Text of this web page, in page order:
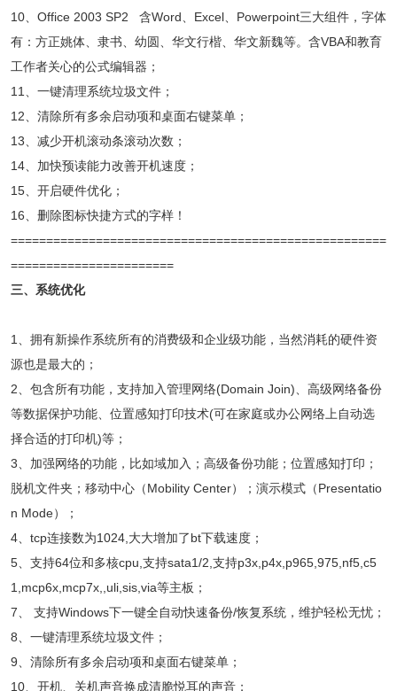
10、Office 2003 SP2 含Word、Excel、Powerpoint三大组件，字体
有：方正姚体、隶书、幼圆、华文行楷、华文新魏等。含VBA和教育
工作者关心的公式编辑器；
11、一键清理系统垃圾文件；
12、清除所有多余启动项和桌面右键菜单；
13、减少开机滚动条滚动次数；
14、加快预读能力改善开机速度；
15、开启硬件优化；
16、删除图标快捷方式的字样！
=====================================================
=======================
三、系统优化
1、拥有新操作系统所有的消费级和企业级功能，当然消耗的硬件资
源也是最大的；
2、包含所有功能，支持加入管理网络(Domain Join)、高级网络备份
等数据保护功能、位置感知打印技术(可在家庭或办公网络上自动选
择合适的打印机)等；
3、加强网络的功能，比如域加入；高级备份功能；位置感知打印；
脱机文件夹；移动中心（Mobility Center）；演示模式（Presentatio
n Mode）；
4、tcp连接数为1024,大大增加了bt下载速度；
5、支持64位和多核cpu,支持sata1/2,支持p3x,p4x,p965,975,nf5,c5
1,mcp6x,mcp7x,,uli,sis,via等主板；
7、 支持Windows下一键全自动快速备份/恢复系统，维护轻松无忧；
8、一键清理系统垃圾文件；
9、清除所有多余启动项和桌面右键菜单；
10、开机、关机声音换成清脆悦耳的声音；